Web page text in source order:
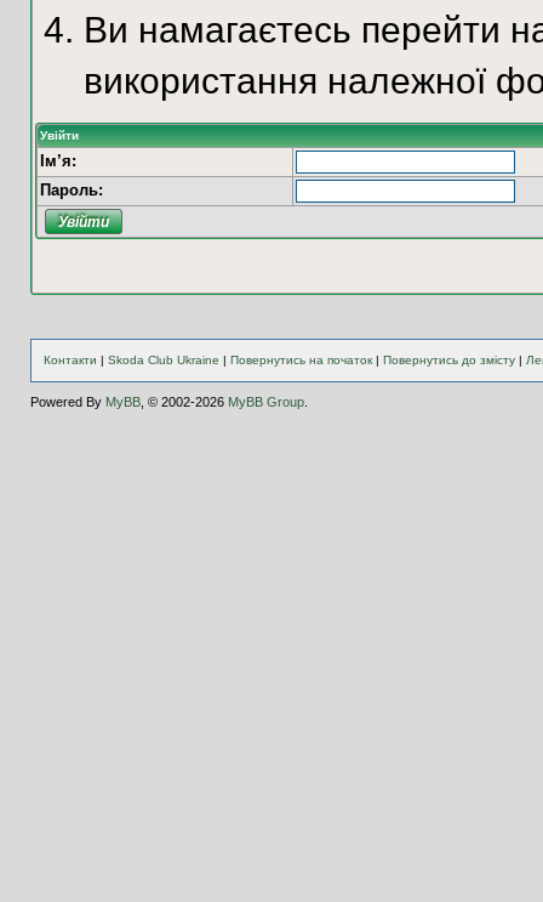
Ви намагаєтесь перейти
використання належної
Увійти
Ім’я:
Пароль:
Контакти | Skoda Club Ukraine | Повернутись на початок| Повернутись до змісту|
Powered By MyBB, © 2002-2026 MyBB Group.